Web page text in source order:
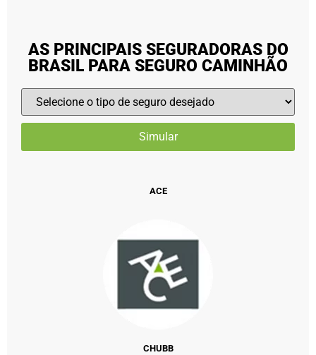
AS PRINCIPAIS SEGURADORAS DO
BRASIL PARA SEGURO CAMINHÃO
ACE
CHUBB